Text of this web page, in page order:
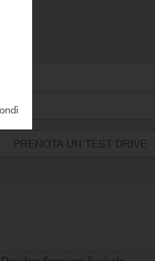
PRENOTA UN TEST DRIVE